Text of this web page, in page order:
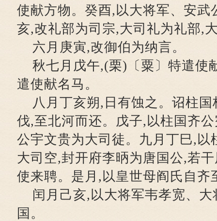
使献方物。癸酉,以大将军、安武
亥,改礼部为司宗,大司礼为礼部,
六月庚寅,改御伯为纳言。
秋七月戊午,(栗)〔粟〕特遣使
遣使献名马。
八月丁亥朔,日有蚀之。诏柱
伐,至北河而还。戊子,以柱国齐
公宇文贵为大司徒。九月丁巳,以
大司空,封开府李昞为唐国公,若
使来聘。是月,以皇世母阎氏自齐
闰月己亥,以大将军韦孝宽、
国。